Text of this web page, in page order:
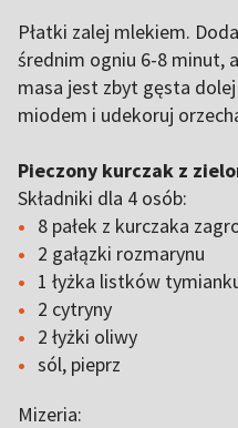
Płatki zalej mlekiem.
średnim ogniu 6-8 minut,
masa jest zbyt gęsta
miodem i udekoruj
Pieczony kurczak z
Składniki dla 4 osób:
8 pałek z kurczaka
2 gałązki rozmarynu
1 łyżka listków
2 cytryny
2 łyżki oliwy
sól, pieprz
Mizeria: